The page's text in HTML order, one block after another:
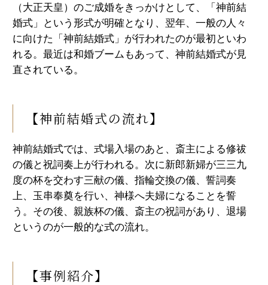
（大正天皇）のご成婚をきっかけとして、「神前結
婚式」という形式が明確となり、翌年、一般の人々
に向けた「神前結婚式」が行われたのが最初といわ
れる。最近は和婚ブームもあって、神前結婚式が見
直されている。
【神前結婚式の流れ】
神前結婚式では、式場入場のあと、斎主による修祓
の儀と祝詞奏上が行われる。次に新郎新婦が三三九
度の杯を交わす三献の儀、指輪交換の儀、誓詞奏
上、玉串奉奠を行い、神様へ夫婦になることを誓
う。その後、親族杯の儀、斎主の祝詞があり、退場
というのが一般的な式の流れ。
【事例紹介】